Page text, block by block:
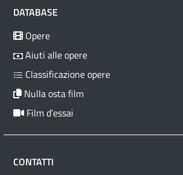
DATABASE
Opere
Aiuti alle opere
Classificazione opere
Nulla osta film
Film d’essai
CONTATTI